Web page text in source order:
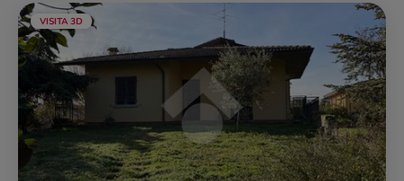
VISITA 3D